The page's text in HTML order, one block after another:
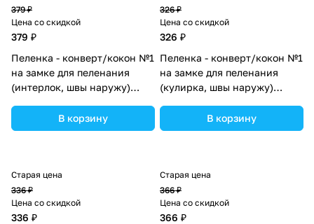
379 ₽
Цена со скидкой
379 ₽
Пеленка - конверт/кокон №1
на замке для пеленания
(интерлок, швы наружу)
ассортименте.В корзину
326 ₽
Цена со скидкой
326 ₽
Пеленка - конверт/кокон №1
на замке для пеленания
(кулирка, швы наружу)
ассортименте.В корзину
Старая цена
336 ₽
Цена со скидкой
336 ₽
Старая цена
366 ₽
Цена со скидкой
366 ₽